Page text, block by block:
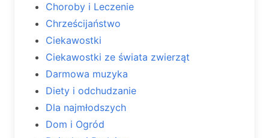
Choroby i Leczenie
Chrześcijaństwo
Ciekawostki
Ciekawostki ze świata zwierząt
Darmowa muzyka
Diety i odchudzanie
Dla najmłodszych
Dom i Ogród